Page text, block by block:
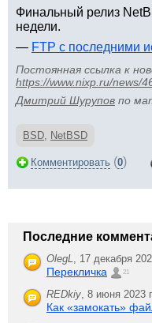
Финальный релиз
недели.
— FTP с последними
Постоянная ссылка к
https://www.nixp.ru/news/
Дмитрий Шурупов по
BSD, NetBSD
Комментировать (0)
Последние
OlegL, 17 декабря
Перекличка 21
REDkiy, 8 июня 2023
Как «замокать»